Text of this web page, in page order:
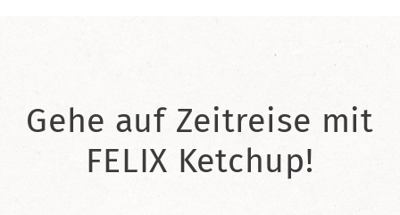
Gehe auf Zeitreise mit
FELIX Ketchup!